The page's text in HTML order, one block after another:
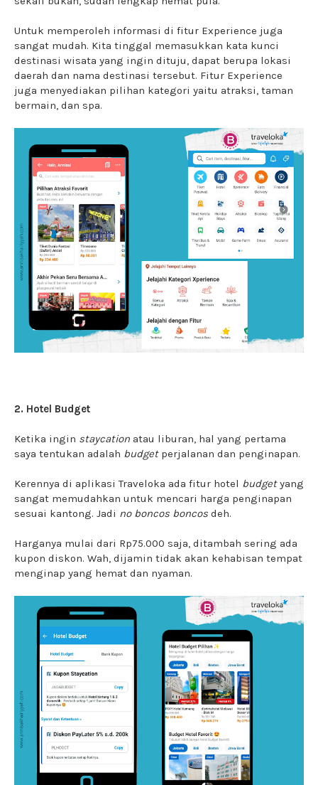
Untuk memperoleh informasi di fitur Experience juga
sangat mudah. Kita tinggal memasukkan kata kunci
destinasi wisata yang ingin dituju, dapat berupa lokasi
daerah dan nama destinasi tersebut. Fitur Experience
juga menyediakan pilihan kategori yaitu atraksi, taman
bermain, dan spa.
2. Hotel Budget
Ketika ingin staycation atau liburan, hal yang pertama
saya tentukan adalah budgetperjalanan dan penginapan.
Kerennya di aplikasi Traveloka ada fitur hotel budgetyang
sangat memudahkan untuk mencari harga penginapan
sesuai kantong. Jadi no boncos boncos deh.
Harganya mulai dari Rp75.000 saja, ditambah sering ada
kupon diskon. Wah, dijamin tidak akan kehabisan tempat
menginap yang hemat dan nyaman.